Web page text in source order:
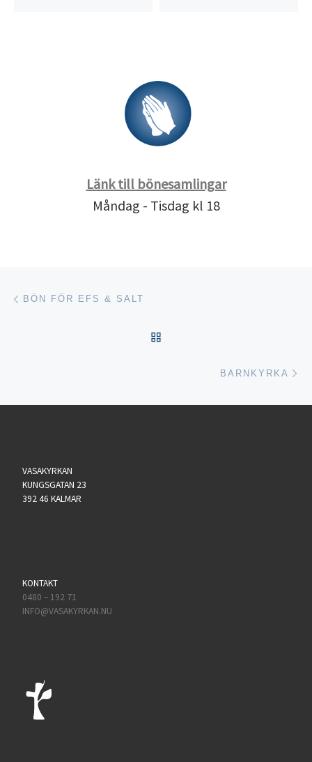
Länk till bönesamlingar
Måndag - Tisdag kl 18
Inläggsnavigering
BÖN FÖR EFS & SALT
BARNKYRKA
VASAKYRKAN
KUNGSGATAN 23
392 46 KALMAR
KONTAKT
0480 – 192 71
INFO@VASAKYRKAN.NU